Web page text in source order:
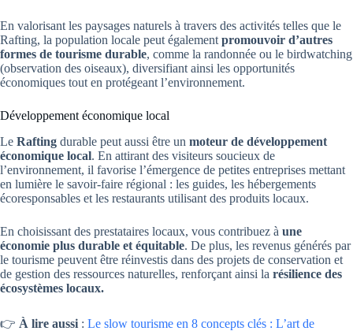
En valorisant les paysages naturels à travers des activités telles que le
Rafting, la population locale peut également promouvoir d’autres
formes de tourisme durable, comme la randonnée ou le birdwatching
(observation des oiseaux), diversifiant ainsi les opportunités
économiques tout en protégeant l’environnement.
Développement économique local
Le Rafting durable peut aussi être un moteur de développement
économique local. En attirant des visiteurs soucieux de
l’environnement, il favorise l’émergence de petites entreprises mettant
en lumière le savoir-faire régional : les guides, les hébergements
écoresponsables et les restaurants utilisant des produits locaux.
En choisissant des prestataires locaux, vous contribuez à une
économie plus durable et équitable. De plus, les revenus générés par
le tourisme peuvent être réinvestis dans des projets de conservation et
de gestion des ressources naturelles, renforçant ainsi la résilience des
écosystèmes locaux.
👉 À lire aussi : Le slow tourisme en 8 concepts clés : L’art de